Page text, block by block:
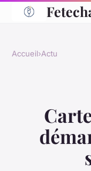
Accueil›Actu